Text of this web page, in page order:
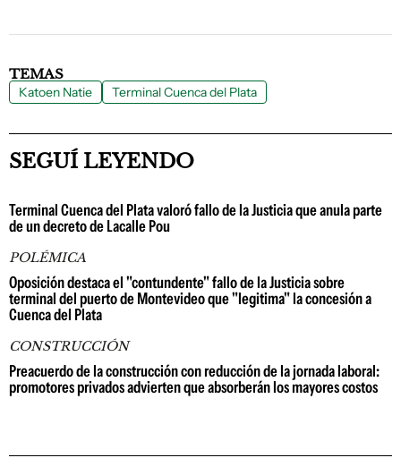
TEMAS
Katoen Natie Terminal Cuenca del Plata
SEGUÍ LEYENDO
Terminal Cuenca del Plata valoró fallo de la Justicia que anula parte
de un decreto de Lacalle Pou
POLÉMICA
Oposición destaca el "contundente" fallo de la Justicia sobre
terminal del puerto de Montevideo que "legitima" la concesión a
Cuenca del Plata
CONSTRUCCIÓN
Preacuerdo de la construcción con reducción de la jornada laboral:
promotores privados advierten que absorberán los mayores costos